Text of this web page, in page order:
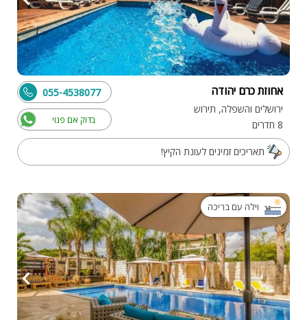
אחוזת כרם יהודה
ירושלים והשפלה, תירוש
8 חדרים
בדוק אם פנוי
055-4538077
תאריכים זמינים לעונת הקיץ!
וילה עם בריכה